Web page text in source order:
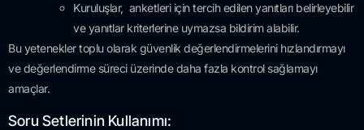
Kuruluşlar, anketleri için tercih edilen yanıtları belirleyebilir
ve yanıtlar kriterlerine uymazsa bildirim alabilir.
Bu yetenekler toplu olarak güvenlik değerlendirmelerini hızlandırmayı
ve değerlendirme süreci üzerinde daha fazla kontrol sağlamayı
amaçlar.
Soru Setlerinin Kullanımı: